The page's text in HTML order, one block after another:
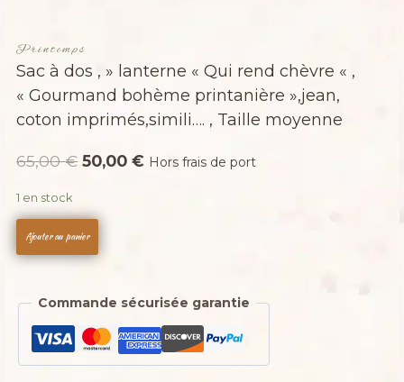
Printemps
Sac à dos , » lanterne « Qui rend chèvre « ,
« Gourmand bohème printanière »,jean,
coton imprimés,simili…. , Taille moyenne
65,00€ Le
initial
était :
65,00 €.
50,00€Le
Hors frais de port
1 en stock
de
dos
lanterne
"Qui
Ajouter au panier
Commande sécurisée garantie